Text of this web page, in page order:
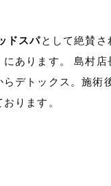
ドスパとして絶賛
にあります。 島村
デトックス。施術
ります。